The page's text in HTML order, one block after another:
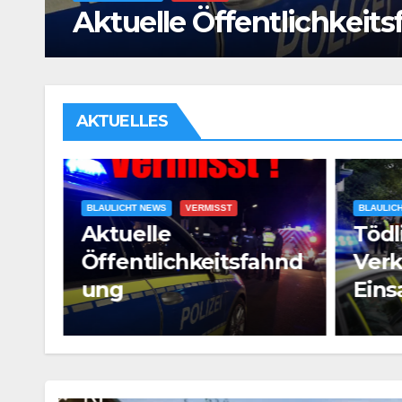
eines
AKTUELLES
BLAULICHT NEWS UNFÄLLE
Tödlicher
Verkehrsunfall mit
Einsatz eines
Rettungshubschraub